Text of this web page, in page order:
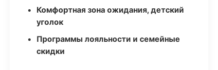
Комфортная зона ожидания, детский
уголок
Программы лояльности и семейные
скидки